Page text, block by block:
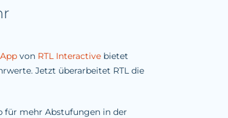
von RTL Interactive bietet
Jetzt überarbeitet RTL die
für mehr Abstufungen in der